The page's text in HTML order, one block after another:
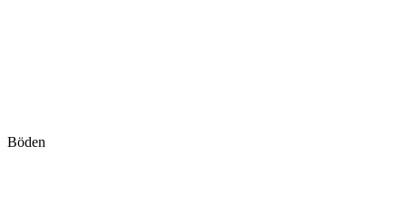
Böden